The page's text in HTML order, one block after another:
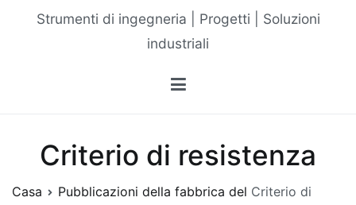
Strumenti di ingegneria | Progetti | Soluzioni
industriali
Criterio di resistenza
Casa
Pubblicazioni della fabbrica del Criterio di